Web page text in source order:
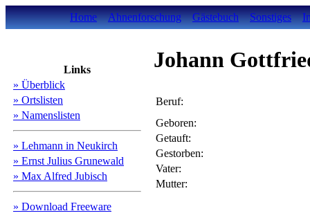
Home Ahnenforschung Gästebuch Sonstiges
Links
» Überblick
» Ortslisten
» Namenslisten
» Lehmann in Neukirch
» Ernst Julius Grunewald
» Max Alfred Jubisch
» Download Freeware
Johann
Beruf:
Geboren:
Getauft:
Gestorben:
Vater:
Mutter: